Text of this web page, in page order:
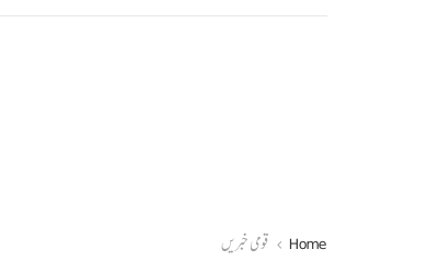
Home قومی خبریں